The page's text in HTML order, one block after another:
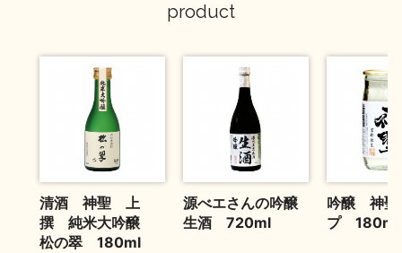
product
清酒 神聖 上
撰 純米大吟醸
松の翠 180ml
源べエさんの吟醸
生酒 720ml
吟醸 神聖
プ 180ml